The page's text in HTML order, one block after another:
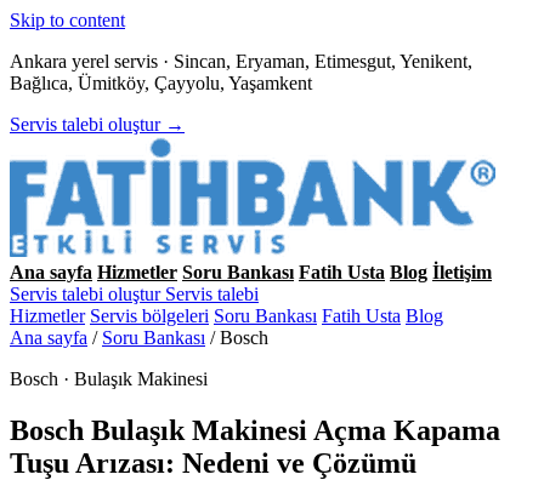
Skip to content
Ankara yerel servis · Sincan, Eryaman, Etimesgut, Yenikent,
Bağlıca, Ümitköy, Çayyolu, Yaşamkent
Servis talebi oluştur →
Ana sayfa Hizmetler Soru Bankası Fatih Usta Blog İletişim
Servis talebi oluştur Servis talebi
Hizmetler Servis bölgeleri Soru Bankası Fatih Usta Blog
Ana sayfa / Soru Bankası / Bosch
Bosch · Bulaşık Makinesi
Bosch Bulaşık Makinesi Açma Kapama
Tuşu Arızası: Nedeni ve Çözümü